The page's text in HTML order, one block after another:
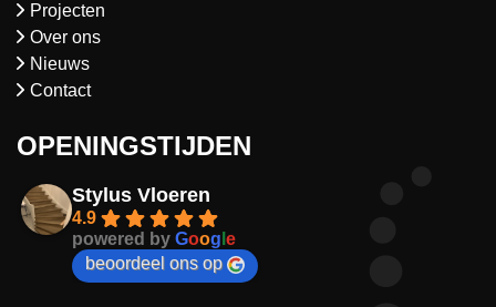
Projecten
Over ons
Nieuws
Contact
OPENINGSTIJDEN
Stylus Vloeren
4.9
powered by Goog e
beoordeel ons op